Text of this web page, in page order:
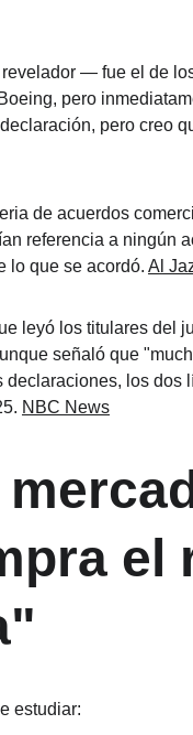
— fue el de
pero
pero creo
de acuerdos
referencia a ningún
lo que se acordó. Al
leyó los titulares del
señaló que
los
NBC News
el
estudiar: